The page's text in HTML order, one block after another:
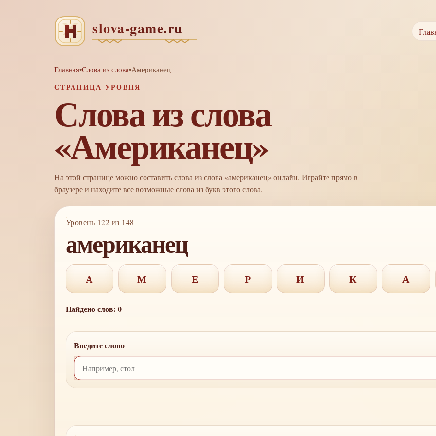
Главная•Слова из слова•Американец
СТРАНИЦА УРОВНЯ
Слова из слова
«Американец»
На этой странице можно составить слова из слова «американец» онлайн. Играйте прямо в
браузере и находите все возможные слова из букв этого слова.
Уровень 122 из 148
американец
А М Е Р И К А
Найдено слов: 0
Введите слово